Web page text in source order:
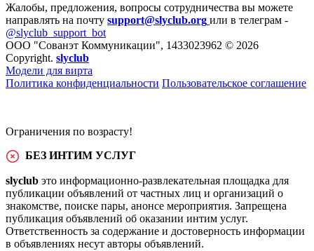
Жалобы, предложения, вопросы сотрудничества вы можете
направлять на почту support@slyclub.org или в телеграм -
@slyclub_support_bot
ООО "Сованэт Коммуникации", 1433023962 © 2026
Copyright. slyclub
Модели для вирта
Политика конфиденциальности Пользовательское соглашение
Ограничения по возрасту!
БЕЗ ИНТИМ УСЛУГ
slyclub это информационно-развлекательная площадка для
публикации объявлений от частных лиц и организаций о
знакомстве, поиске пары, анонсе мероприятия. Запрещена
публикация объявлений об оказании интим услуг.
Ответственность за содержание и достоверность информации
в объявлениях несут авторы объявлений.